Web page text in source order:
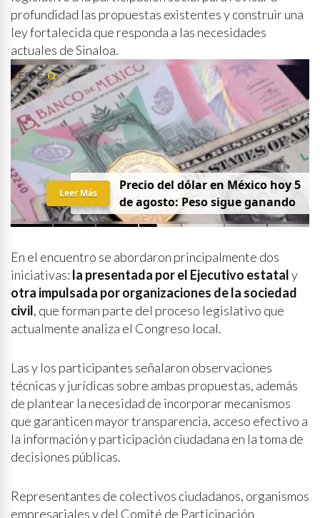
profundidad las propuestas existentes y construir una
ley fortalecida que responda a las necesidades
actuales de Sinaloa.
Precio del dólar en México hoy 5
de agosto: Peso sigue ganando
Leer Más
En el encuentro se abordaron principalmente dos
iniciativas: la presentada por el Ejecutivo estataly
otra impulsada por organizaciones de la sociedad
civil, que forman parte del proceso legislativo que
actualmente analiza el Congreso local.
Las y los participantes señalaron observaciones
técnicas y jurídicas sobre ambas propuestas, además
de plantear la necesidad de incorporar mecanismos
que garanticen mayor transparencia, acceso efectivo a
la información y participación ciudadana en la toma de
decisiones públicas.
Representantes de colectivos ciudadanos, organismos
empresariales y del Comité de Participación